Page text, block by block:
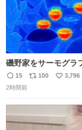
磯野家をサーモグラ
返
信
15
リ
数
100
い
3,796
2時間前